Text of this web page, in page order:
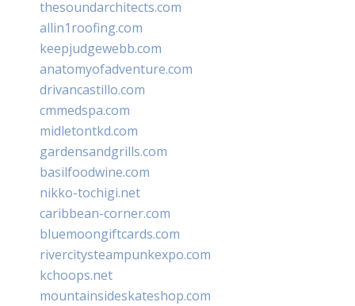
thesoundarchitects.com
allin1roofing.com
keepjudgewebb.com
anatomyofadventure.com
drivancastillo.com
cmmedspa.com
midletontkd.com
gardensandgrills.com
basilfoodwine.com
nikko-tochigi.net
caribbean-corner.com
bluemoongiftcards.com
rivercitysteampunkexpo.com
kchoops.net
mountainsideskateshop.com